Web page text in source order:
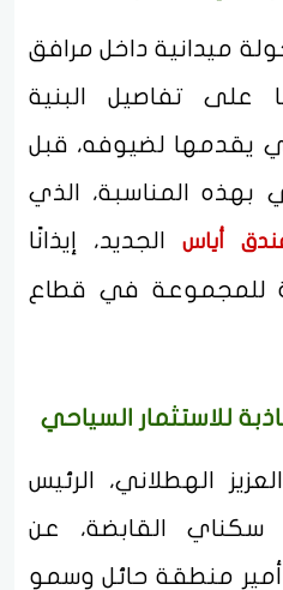
ميدانية داخل مرافق
على تفاصيل البنية
يقدمها لضيوفه، قبل
بهذه المناسبة، الذي
أياسالجديد، إيذانًا
للمجموعة في قطاع
للاستثمار السياحي
الهطلاني، الرئيس
سكناي القابضة، عن
منطقة حائل وسمو